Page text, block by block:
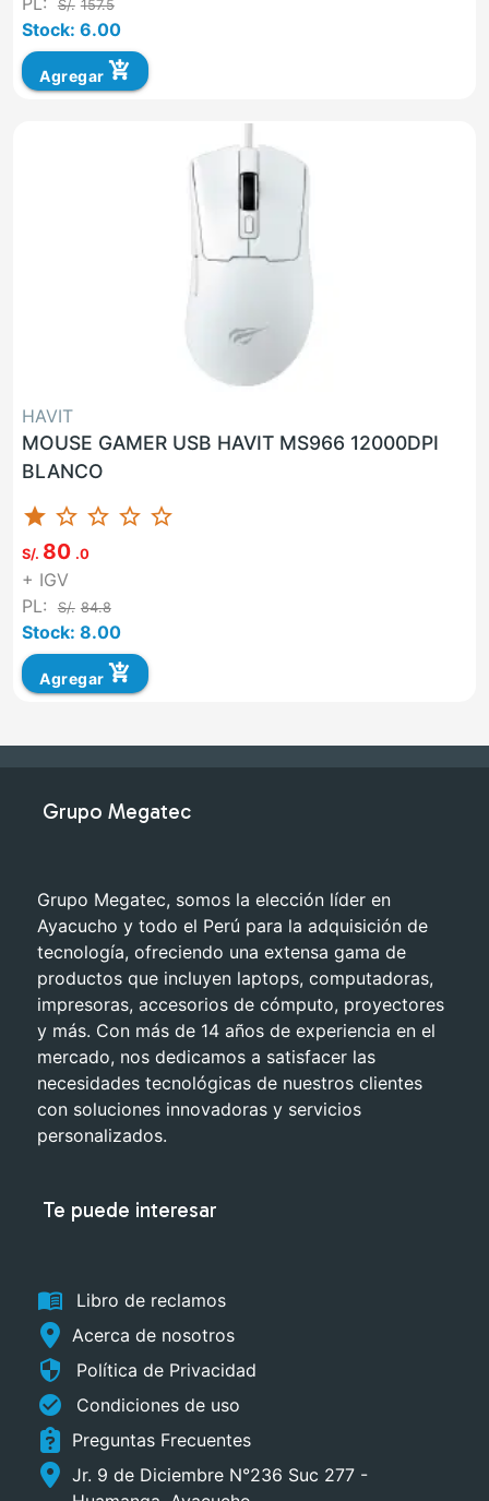
S/. 157.5
Stock: 6.00
Agregar add_shopping_cart
HAVIT
MOUSE GAMER USB HAVIT MS966 12000DPI
BLANCO
star star_border star_border star_border star_border
S/. 80 .0
+ IGV
PL:
S/. 84.8
Stock: 8.00
Agregar add_shopping_cart
Grupo Megatec
Grupo Megatec, somos la elección líder en
Ayacucho y todo el Perú para la adquisición de
tecnología, ofreciendo una extensa gama de
productos que incluyen laptops, computadoras,
impresoras, accesorios de cómputo, proyectores
y más. Con más de 14 años de experiencia en el
mercado, nos dedicamos a satisfacer las
necesidades tecnológicas de nuestros clientes
con soluciones innovadoras y servicios
personalizados.
Te puede interesar
menu_book
Libro de reclamos
Acerca de nosotros
security Política de Privacidad
check_circle
Condiciones de uso
Preguntas Frecuentes
Jr. 9 de Diciembre N°236 Suc 277 -